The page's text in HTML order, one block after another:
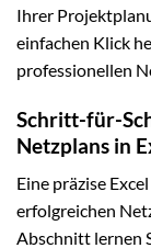
Ihrer
einfachen Klick
professionellen
Schritt-für-
Netzplans in
Eine präzise
erfolgreichen
Abschnitt lernen